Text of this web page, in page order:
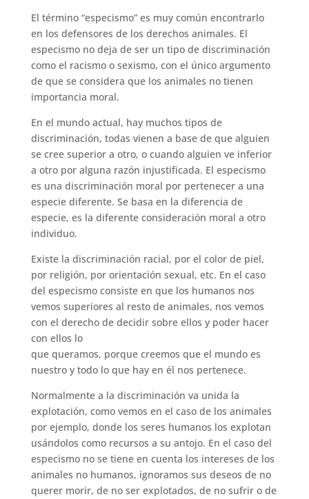
El término “especismo” es muy común encontrarlo
en los defensores de los derechos animales. El
especismo no deja de ser un tipo de discriminación
como el racismo o sexismo, con el único argumento
de que se considera que los animales no tienen
importancia moral.
En el mundo actual, hay muchos tipos de
discriminación, todas vienen a base de que alguien
se cree superior a otro, o cuando alguien ve inferior
a otro por alguna razón injustificada. El especismo
es una discriminación moral por pertenecer a una
especie diferente. Se basa en la diferencia de
especie, es la diferente consideración moral a otro
individuo.
Existe la discriminación racial, por el color de piel,
por religión, por orientación sexual, etc. En el caso
del especismo consiste en que los humanos nos
vemos superiores al resto de animales, nos vemos
con el derecho de decidir sobre ellos y poder hacer
con ellos lo
que queramos, porque creemos que el mundo es
nuestro y todo lo que hay en él nos pertenece.
Normalmente a la discriminación va unida la
explotación, como vemos en el caso de los animales
por ejemplo, donde los seres humanos los explotan
usándolos como recursos a su antojo. En el caso del
especismo no se tiene en cuenta los intereses de los
animales no humanos, ignoramos sus deseos de no
querer morir, de no ser explotados, de no sufrir o de